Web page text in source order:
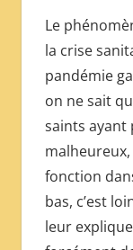
Le
la crise
pandémie
on ne sait
saints ayant
fonction
bas, c’est
leur